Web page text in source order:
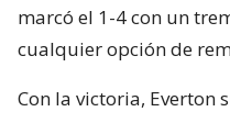
marcó el 1-4 con un
cualquier opción de
Con la victoria, Everton